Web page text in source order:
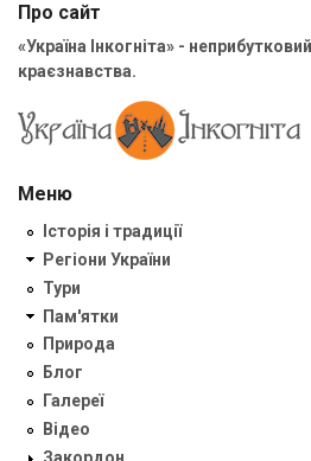
Про сайт
«Україна Інкогніта» -
краєзнавства.
Меню
Історія і традиції
Регіони України
Тури
Пам'ятки
Природа
Блог
Галереї
Відео
Закордон